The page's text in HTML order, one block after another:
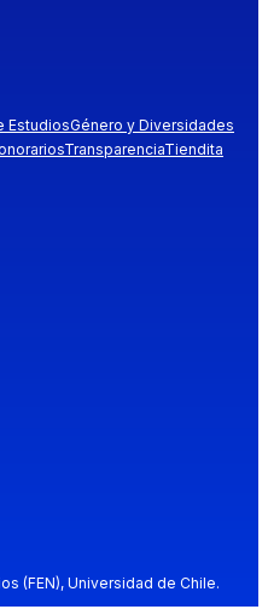
EstudiosGénero y Diversidades
TransparenciaTiendita
(FEN), Universidad de Chile.